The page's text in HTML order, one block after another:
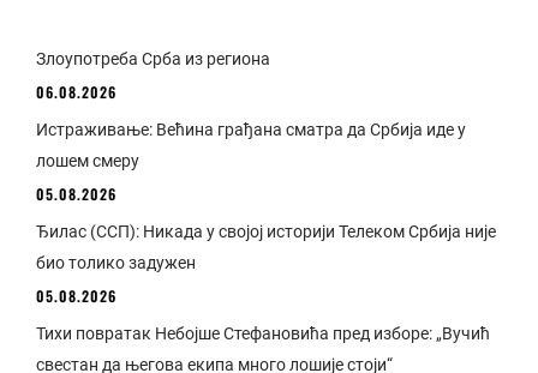
Злоупотреба Срба из региона
06.08.2026
Истраживање: Већина грађана сматра да Србија иде у
лошем смеру
05.08.2026
Ђилас (ССП): Никада у својој историји Телеком Србија није
био толико задужен
05.08.2026
Тихи повратак Небојше Стефановића пред изборе: „Вучић
свестан да његова екипа много лошије стоји“